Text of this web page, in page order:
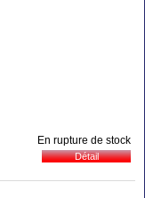
En rupture de stock